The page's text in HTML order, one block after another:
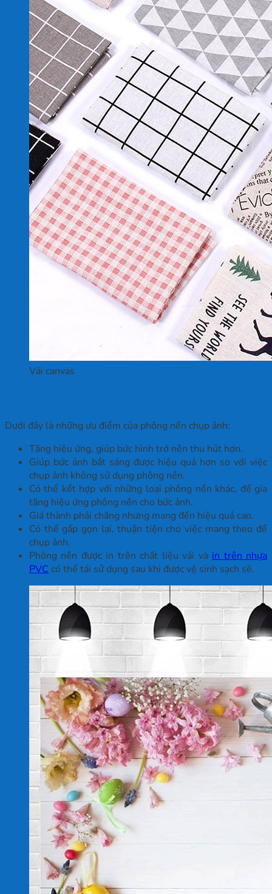
Vải canvas
Dưới đây là những ưu điểm của phông nền chụp ảnh:
Tăng hiệu ứng, giúp bức hình trở nên thu hút hơn.
Giúp bức ảnh bắt sáng được hiệu quả hơn so với việc
chụp ảnh không sử dụng phông nền.
Có thể kết hợp với những loại phông nền khác, để gia
tăng hiệu ứng phông nền cho bức ảnh.
Giá thành phải chăng nhưng mang đến hiệu quả cao.
Có thể gấp gọn lại, thuận tiện cho việc mang theo để
chụp ảnh.
Phông nền được in trên chất liệu vải và in trên nhựa
PVC có thể tái sử dụng sau khi được vệ sinh sạch sẽ.